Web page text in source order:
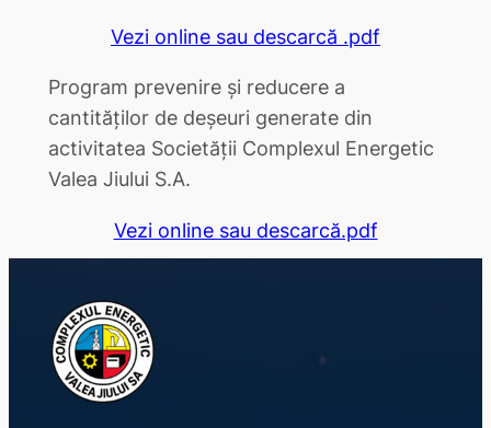
Vezi online sau descarcă .pdf
Program prevenire și reducere a
cantităților de deșeuri generate din
activitatea Societății Complexul Energetic
Valea Jiului S.A.
Vezi online sau descarcă.pdf